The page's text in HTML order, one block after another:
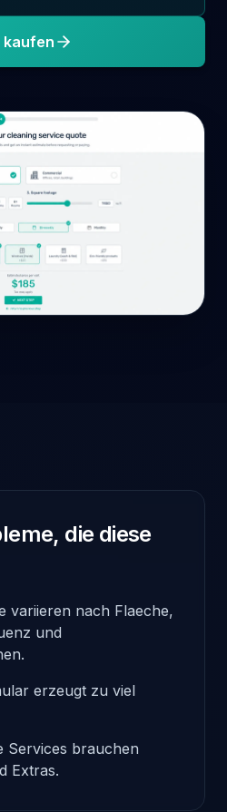
kaufen
die diese
variieren nach Flaeche,
und
erzeugt zu viel
Services brauchen
Extras.